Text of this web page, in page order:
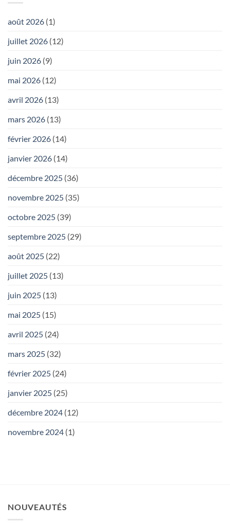
août 2026 (1)
juillet 2026 (12)
juin 2026 (9)
mai 2026 (12)
avril 2026 (13)
mars 2026 (13)
février 2026 (14)
janvier 2026 (14)
décembre 2025 (36)
novembre 2025 (35)
octobre 2025 (39)
septembre 2025 (29)
août 2025 (22)
juillet 2025 (13)
juin 2025 (13)
mai 2025 (15)
avril 2025 (24)
mars 2025 (32)
février 2025 (24)
janvier 2025 (25)
décembre 2024 (12)
novembre 2024 (1)
NOUVEAUTÉS